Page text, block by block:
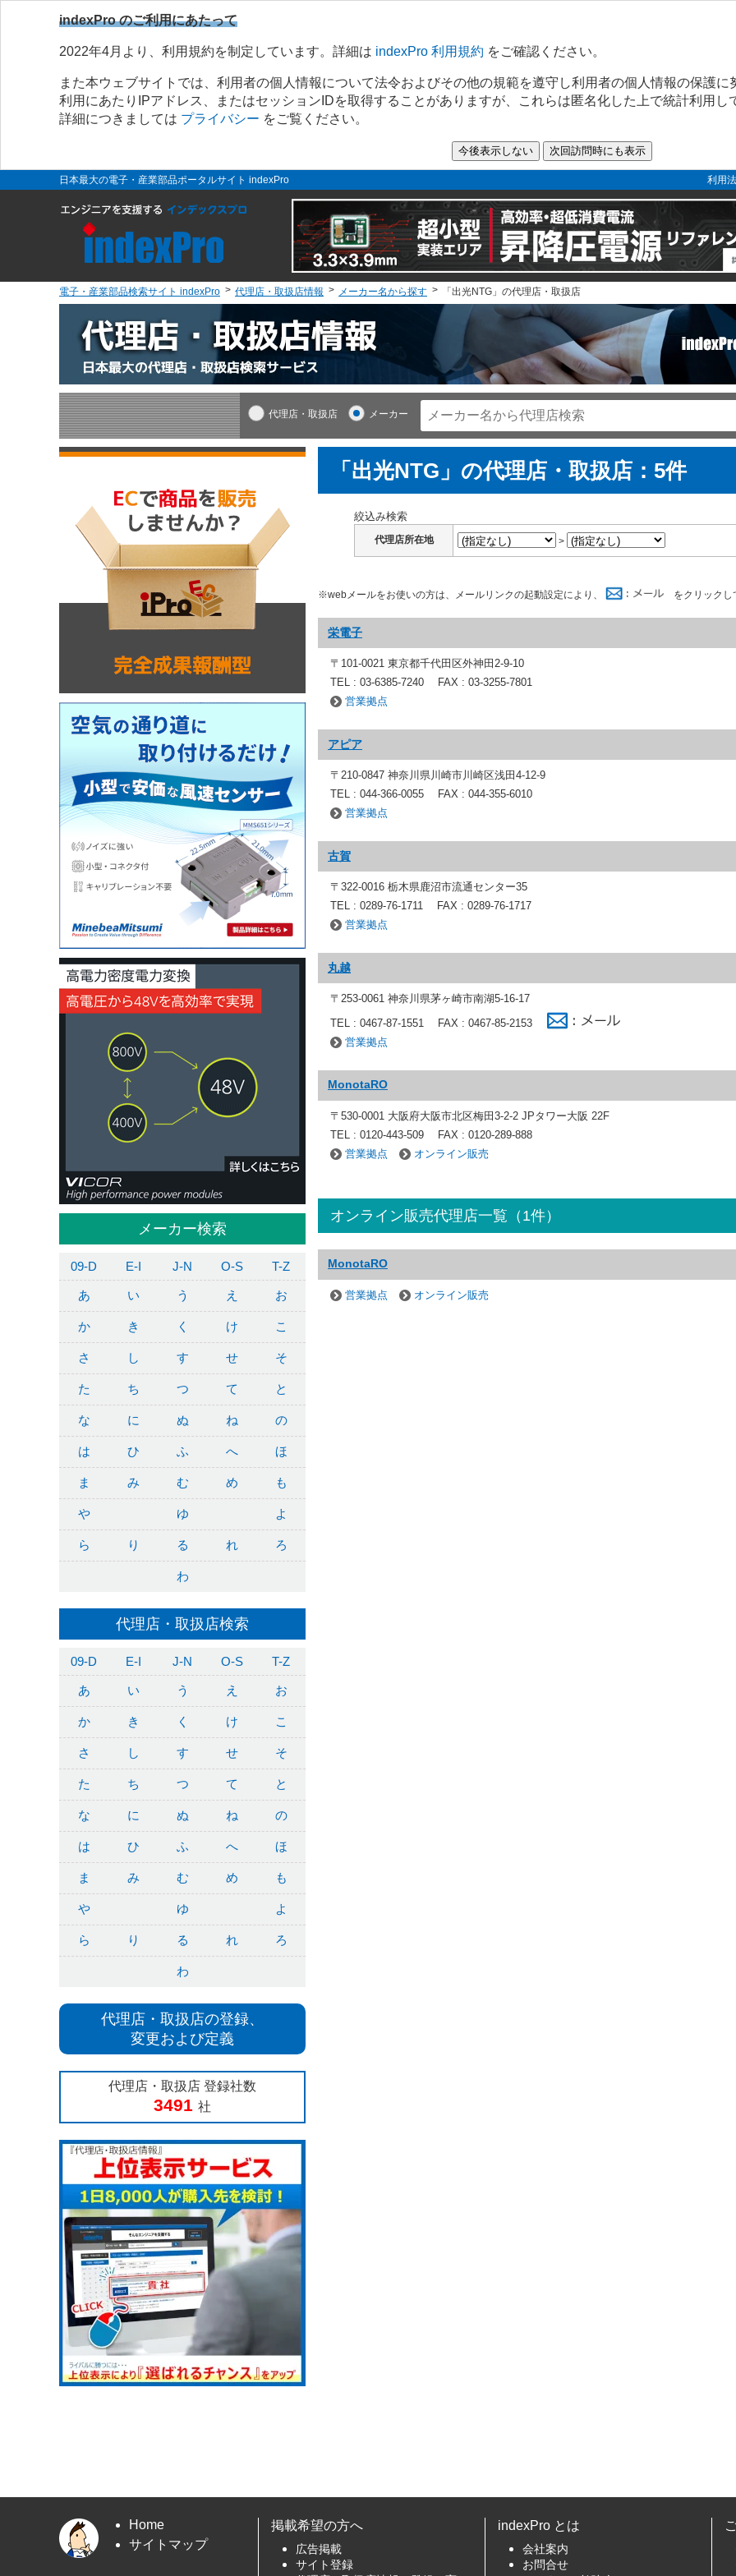
indexPro のご利用にあたって
2022年4月より、利用規約を制定しています。詳細は indexPro 利用規約 をご確認ください。
また本ウェブサイトでは、利用者の個人情報について法令およびその他の規範を遵守し利用者の個人情報の保護に
利用にあたりIPアドレス、またはセッションIDを取得することがありますが、これらは匿名化した上で統計利用し
詳細につきましては プライバシー をご覧ください。
日本最大の電子・産業部品ポータルサイト indexPro 利用
電子・産業部品検索サイト indexPro 代理店・取扱店情報 メーカー名から探す 「出光NTG」の代理店・取扱店
代理店・取扱店 メーカー
メーカー検索
09-D E-I J-N O-S T-Z
あ い う え お
か き く け こ
さ し す せ そ
た ち つ て と
な に ぬ ね の
は ひ ふ へ ほ
ま み む め も
や ゆ よ
ら り る れ ろ
わ
代理店・取扱店検索
09-D E-I J-N O-S T-Z
あ い う え お
か き く け こ
さ し す せ そ
た ち つ て と
な に ぬ ね の
は ひ ふ へ ほ
ま み む め も
や ゆ よ
ら り る れ ろ
わ
代理店・取扱店の登録、
変更および定義
代理店・取扱店 登録社数
3491 社
「出光NTG」の代理店・取扱店：5件
絞込み検索
代理店所在地
※webメールをお使いの方は、メールリンクの起動設定により、 をクリックし
栄電子
〒101-0021 東京都千代田区外神田2-9-10
TEL : 03-6385-7240
FAX : 03-3255-7801
営業拠点
アピア
〒210-0847 神奈川県川崎市川崎区浅田4-12-9
TEL : 044-366-0055
FAX : 044-355-6010
営業拠点
古賀
〒322-0016 栃木県鹿沼市流通センター35
TEL : 0289-76-1711
FAX : 0289-76-1717
営業拠点
丸越
〒253-0061 神奈川県茅ヶ崎市南湖5-16-17
TEL : 0467-87-1551
FAX : 0467-85-2153
営業拠点
MonotaRO
〒530-0001 大阪府大阪市北区梅田3-2-2 JPタワー大阪 22F
TEL : 0120-443-509
FAX : 0120-289-888
営業拠点
オンライン販売
オンライン販売代理店一覧（1件）
MonotaRO
営業拠点 オンライン販売
Home
サイトマップ
掲載希望の方へ
広告掲載
サイト登録
indexPro とは
会社案内
お問合せ